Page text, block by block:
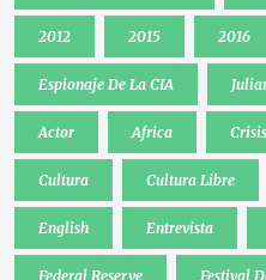
2012 2015 2016
Espionaje De La CIA
Actor Africa Crisis
Cultura Cultura Libre
English Entrevista
Federal Reserve Festival